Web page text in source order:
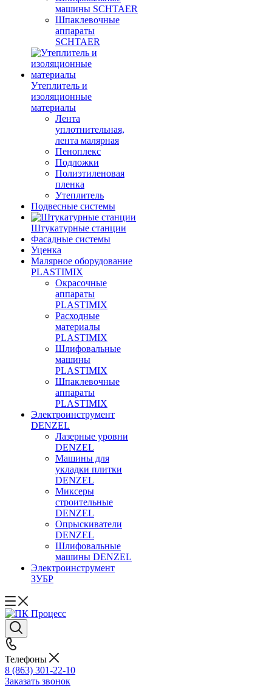
машины SCHTAER
Шпаклевочные
аппараты
SCHTAER
Утеплитель и
изоляционные
материалы
Лента
уплотнительная,
лента малярная
Пеноплекс
Подложки
Полиэтиленовая
пленка
Утеплитель
Подвесные системы
Штукатурные станции
Фасадные системы
Уценка
Малярное оборудование
PLASTIMIX
Окрасочные
аппараты
PLASTIMIX
Расходные
материалы
PLASTIMIX
Шлифовальные
машины
PLASTIMIX
Шпаклевочные
аппараты
PLASTIMIX
Электроинструмент
DENZEL
Лазерные уровни
DENZEL
Машины для
укладки плитки
DENZEL
Миксеры
строительные
DENZEL
Опрыскиватели
DENZEL
Шлифовальные
машины DENZEL
Электроинструмент
ЗУБР
Телефоны
8 (863) 301-22-10
Заказать звонок